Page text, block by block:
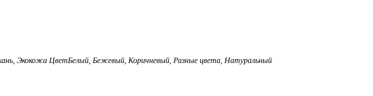
Экокожа ЦветБелый, Бежевый, Коричневый, Разные цвета, Натуральный